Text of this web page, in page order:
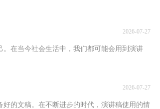
2026-07-27
在当今社会生活中，我们都可能会用到演讲
2026-07-27
的文稿。在不断进步的时代，演讲稿使用的情